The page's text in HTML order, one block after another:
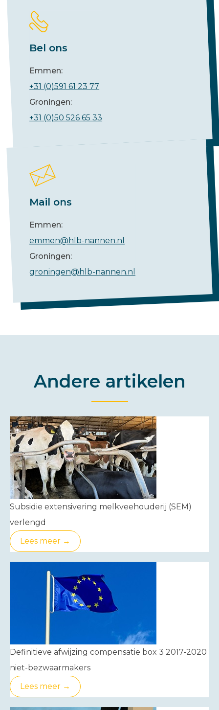
Bel ons
Emmen:
+31 (0)591 61 23 77
Groningen:
+31 (0)50 526 65 33
Mail ons
Emmen:
emmen@hlb-nannen.nl
Groningen:
groningen@hlb-nannen.nl
Andere artikelen
Subsidie extensivering melkveehouderij (SEM)
verlengd
Lees meer →
Definitieve afwijzing compensatie box 3 2017-2020
niet-bezwaarmakers
Lees meer →